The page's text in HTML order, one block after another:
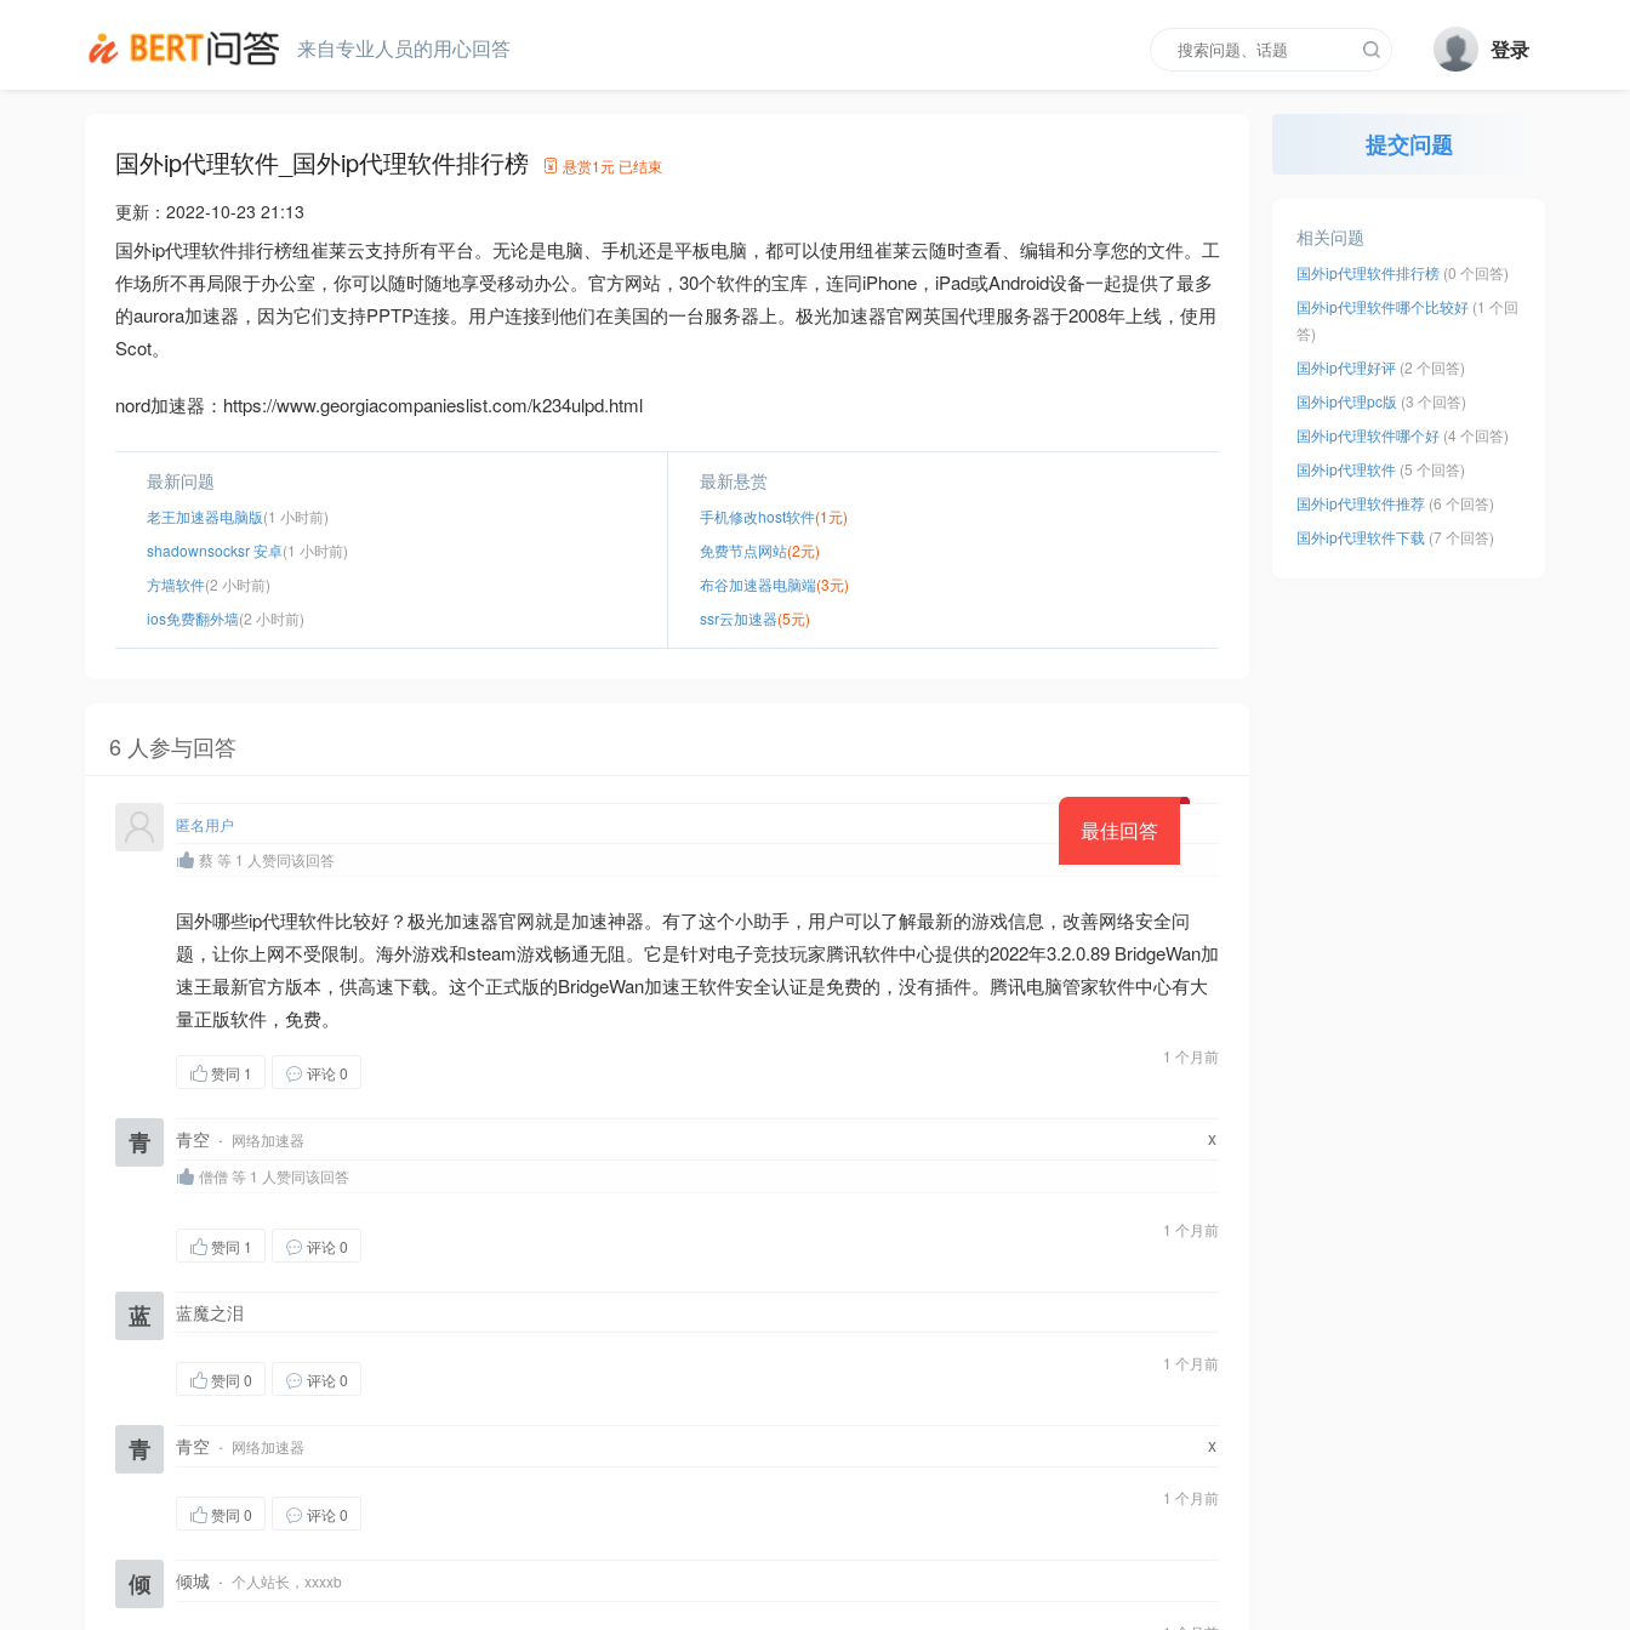
来自专业人员的用心回答 登录
国外ip代理软件_国外ip代理软件排行榜 悬赏1元 已结束
更新： 2022-10-23 21:13
国外ip代理软件排行榜纽崔莱云支持所有平台。无论是电脑、手机还是平板电脑，都可以使用纽崔莱云随时查看、编辑和分享您的文件。工
作场所不再局限于办公室，你可以随时随地享受移动办公。官方网站，30个软件的宝库，连同iPhone，iPad或Android设备一起提供了最多
的aurora加速器，因为它们支持PPTP连接。用户连接到他们在美国的一台服务器上。极光加速器官网英国代理服务器于2008年上线，使用
Scot。
nord加速器：https://www.georgiacompanieslist.com/k234ulpd.html
最新问题
老王加速器电脑版(1 小时前)
shadownsocksr 安卓(1 小时前)
方墙软件(2 小时前)
ios免费翻外墙(2 小时前)
最新悬赏
手机修改host软件(1元)
免费节点网站(2元)
布谷加速器电脑端(3元)
ssr云加速器(5元)
6 人参与回答
最佳回答
匿名用户
蔡 等 1 人赞同该回答
国外哪些ip代理软件比较好？极光加速器官网就是加速神器。有了这个小助手，用户可以了解最新的游戏信息，改善网络安全问
题，让你上网不受限制。海外游戏和steam游戏畅通无阻。它是针对电子竞技玩家腾讯软件中心提供的2022年3.2.0.89 BridgeWan加
速王最新官方版本，供高速下载。这个正式版的BridgeWan加速王软件安全认证是免费的，没有插件。腾讯电脑管家软件中心有大
量正版软件，免费。
1 个月前
赞同 1 评论 0
青 青空 · 网络加速器 x
僧僧 等 1 人赞同该回答
1 个月前
赞同 1 评论 0
蓝 蓝魔之泪
1 个月前
赞同 0 评论 0
青 青空 · 网络加速器 x
1 个月前
赞同 0 评论 0
倾 倾城 · 个人站长，xxxxb
提交问题
相关问题
国外ip代理软件排行榜 (0 个回答)
国外ip代理软件哪个比较好 (1 个回
答)
国外ip代理好评 (2 个回答)
国外ip代理pc版 (3 个回答)
国外ip代理软件哪个好 (4 个回答)
国外ip代理软件 (5 个回答)
国外ip代理软件推荐 (6 个回答)
国外ip代理软件下载 (7 个回答)